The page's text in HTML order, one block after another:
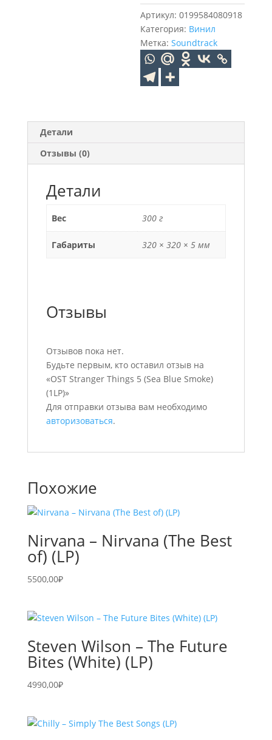
(Sea
Blue
Smoke)
(1LP)
Артикул:0199584080918
Категория: Винил
Метка:Soundtrack
Детали
Отзывы (0)
Детали
Вес 300 г
Габариты 320 × 320 × 5 мм
Отзывы
Отзывов пока нет.
Будьте первым, кто оставил отзыв на
«OST Stranger Things 5 (Sea Blue Smoke)
(1LP)»
Для отправки отзыва вам необходимо
авторизоваться.
Похожие
Nirvana – Nirvana (The Best
of) (LP)
5500,00₽
Steven Wilson – The Future
Bites (White) (LP)
4990,00₽